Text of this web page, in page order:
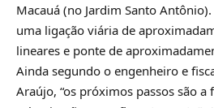
Macauá (no Jardim Santo
uma ligação viária de
lineares e ponte de
Ainda segundo o engenheiro e
Araújo, “os próximos passos são a